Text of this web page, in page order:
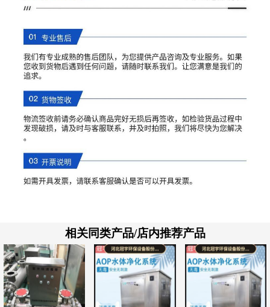
相关同类产品/店内推荐产品